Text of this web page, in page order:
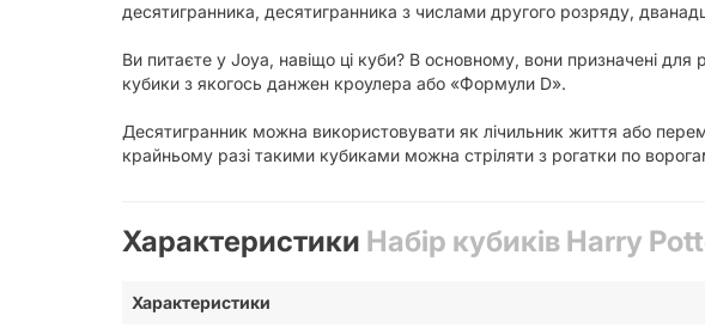
десятигранника, десятигранника з числами другого розряду,
Ви питаєте у Joyа, навіщо ці куби? В основному, вони призначені для
кубики з якогось данжен кроулера або «Формули D».
Десятигранник можна використовувати як лічильник життя або
крайньому разі такими кубиками можна стріляти з рогатки по
Характеристики Набір кубиків Harry
Характеристики